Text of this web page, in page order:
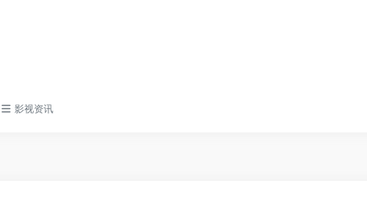
影视资讯